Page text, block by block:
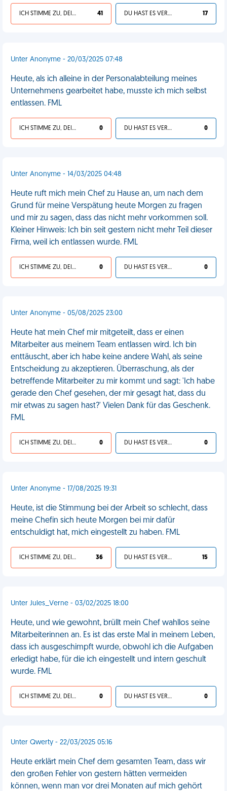
ICH STIMME ZU, DEIN LEBEN IST SCHEISSE 41 DU HAST ES VERDIENT 17
Unter Anonyme - 20/03/2025 07:48
Heute, als ich alleine in der Personalabteilung meines
Unternehmens gearbeitet habe, musste ich mich selbst
entlassen. FML
ICH STIMME ZU, DEIN LEBEN IST SCHEISSE 0 DU HAST ES VERDIENT 0
Unter Anonyme - 14/03/2025 04:48
Heute ruft mich mein Chef zu Hause an, um nach dem
Grund für meine Verspätung heute Morgen zu fragen
und mir zu sagen, dass das nicht mehr vorkommen soll.
Kleiner Hinweis: Ich bin seit gestern nicht mehr Teil dieser
Firma, weil ich entlassen wurde. FML
ICH STIMME ZU, DEIN LEBEN IST SCHEISSE 0 DU HAST ES VERDIENT 0
Unter Anonyme - 05/08/2025 23:00
Heute hat mein Chef mir mitgeteilt, dass er einen
Mitarbeiter aus meinem Team entlassen wird. Ich bin
enttäuscht, aber ich habe keine andere Wahl, als seine
Entscheidung zu akzeptieren. Überraschung, als der
betreffende Mitarbeiter zu mir kommt und sagt: 'Ich habe
gerade den Chef gesehen, der mir gesagt hat, dass du
mir etwas zu sagen hast?' Vielen Dank für das Geschenk.
FML
ICH STIMME ZU, DEIN LEBEN IST SCHEISSE 0 DU HAST ES VERDIENT 0
Unter Anonyme - 17/08/2025 19:31
Heute, ist die Stimmung bei der Arbeit so schlecht, dass
meine Chefin sich heute Morgen bei mir dafür
entschuldigt hat, mich eingestellt zu haben. FML
ICH STIMME ZU, DEIN LEBEN IST SCHEISSE 36 DU HAST ES VERDIENT 15
Unter Jules_Verne - 03/02/2025 18:00
Heute, und wie gewohnt, brüllt mein Chef wahllos seine
Mitarbeiterinnen an. Es ist das erste Mal in meinem Leben,
dass ich ausgeschimpft wurde, obwohl ich die Aufgaben
erledigt habe, für die ich eingestellt und intern geschult
wurde. FML
ICH STIMME ZU, DEIN LEBEN IST SCHEISSE 0 DU HAST ES VERDIENT 0
Unter Qwerty - 22/03/2025 05:16
Heute erklärt mein Chef dem gesamten Team, dass wir
den großen Fehler von gestern hätten vermeiden
können, wenn man vor drei Monaten auf mich gehört